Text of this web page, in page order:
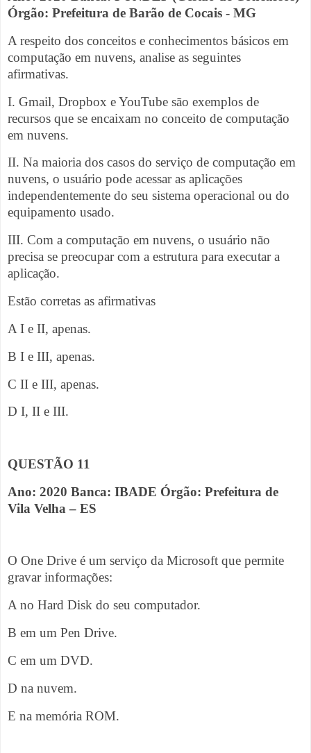
Órgão: Prefeitura de Barão de Cocais - MG
A respeito dos conceitos e conhecimentos básicos em
computação em nuvens, analise as seguintes
afirmativas.
I. Gmail, Dropbox e YouTube são exemplos de
recursos que se encaixam no conceito de computação
em nuvens.
II. Na maioria dos casos do serviço de computação em
nuvens, o usuário pode acessar as aplicações
independentemente do seu sistema operacional ou do
equipamento usado.
III. Com a computação em nuvens, o usuário não
precisa se preocupar com a estrutura para executar a
aplicação.
Estão corretas as afirmativas
A I e II, apenas.
B I e III, apenas.
C II e III, apenas.
D I, II e III.
QUESTÃO 11
Ano: 2020 Banca: IBADE Órgão: Prefeitura de
Vila Velha – ES
O One Drive é um serviço da Microsoft que permite
gravar informações:
A no Hard Disk do seu computador.
B em um Pen Drive.
C em um DVD.
D na nuvem.
E na memória ROM.